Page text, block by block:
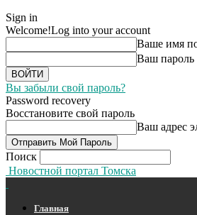
Sign in
Welcome!Log into your account
Ваше имя
Ваш пароль
Вы забыли свой пароль?
Password recovery
Восстановите свой пароль
Ваш адрес
Поиск
Новостной портал Томска
Главная